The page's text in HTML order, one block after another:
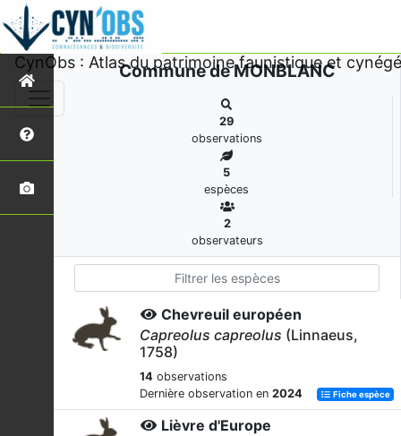
CynObs : Atlas du patrimoine faunistique et
Commune de MONBLANC
29
observations
5
espèces
2
observateurs
Chevreuil européen
Capreolus capreolus (Linnaeus,
1758)
14 observations
Dernière observation en 2024 Fiche espèce
Lièvre d'Europe